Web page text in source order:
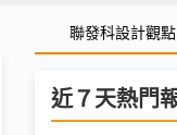
聯發科設計觀
近７天熱門